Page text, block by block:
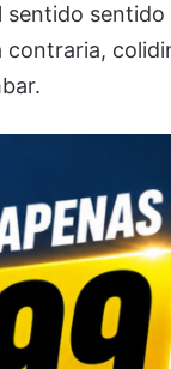
sentido sentido
contraria,